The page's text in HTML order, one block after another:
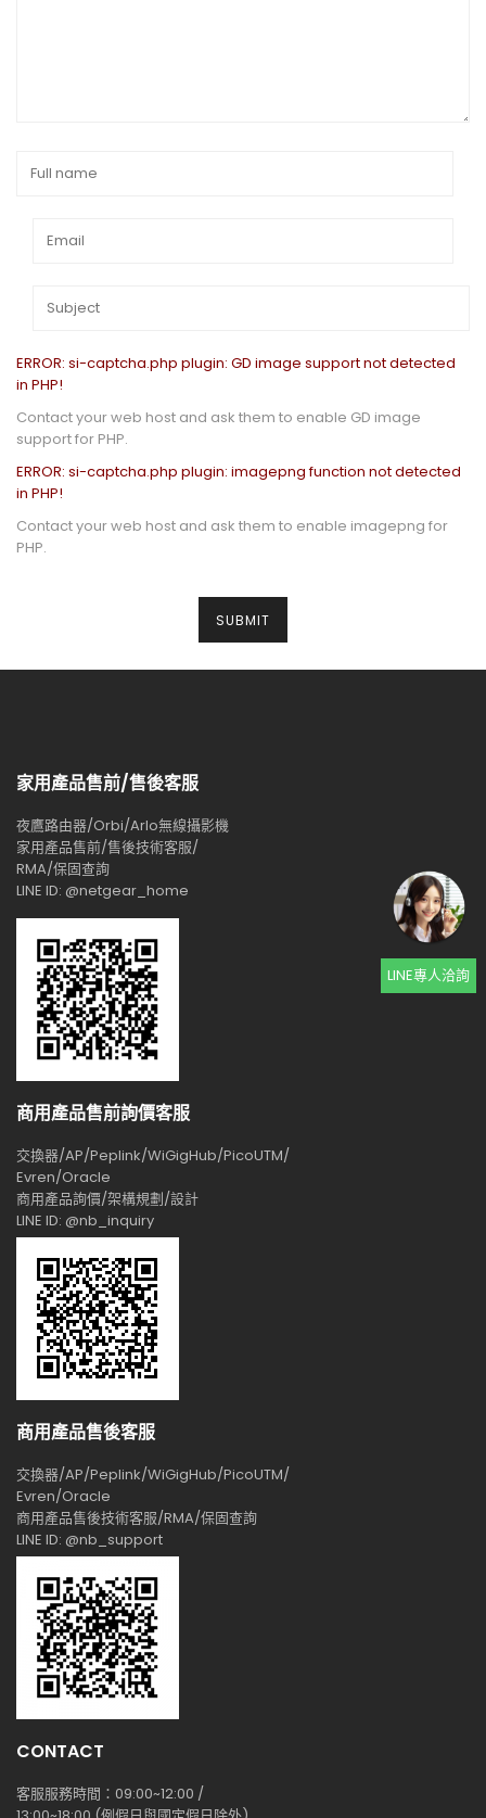
ERROR: si-captcha.php plugin: GD image support not detected
in PHP!
Contact your web host and ask them to enable GD image
support for PHP.
ERROR: si-captcha.php plugin: imagepng function not detected
in PHP!
Contact your web host and ask them to enable imagepng for
PHP.
家用產品售前/售後客服
夜鷹路由器/Orbi/Arlo無線攝影機
家用產品售前/售後技術客服/
RMA/保固查詢
LINE ID: @netgear_home
商用產品售前詢價客服
交換器/AP/Peplink/WiGigHub/PicoUTM/
Evren/Oracle
商用產品詢價/架構規劃/設計
LINE ID: @nb_inquiry
商用產品售後客服
交換器/AP/Peplink/WiGigHub/PicoUTM/
Evren/Oracle
商用產品售後技術客服/RMA/保固查詢
LINE ID: @nb_support
CONTACT
客服服務時間：09:00~12:00 /
LINE專人洽詢